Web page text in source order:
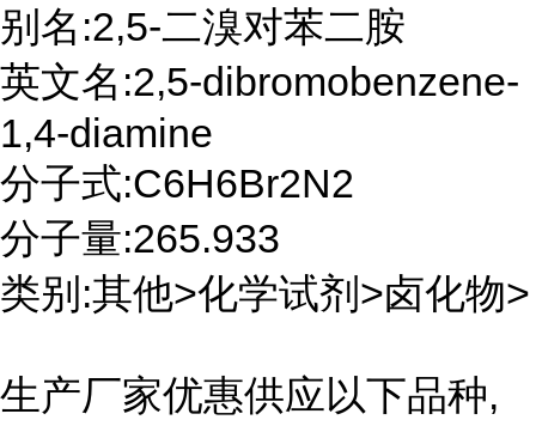
别名:2,5-二溴对苯二胺
英文名:2,5-dibromobenzene-
1,4-diamine
分子式:C6H6Br2N2
分子量:265.933
类别:其他>化学试剂>卤化物>
生产厂家优惠供应以下品种,